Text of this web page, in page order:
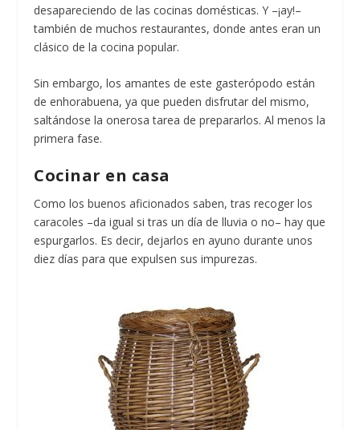
desapareciendo de las cocinas domésticas. Y –¡ay!–
también de muchos restaurantes, donde antes eran un
clásico de la cocina popular.
Sin embargo, los amantes de este gasterópodo están
de enhorabuena, ya que pueden disfrutar del mismo,
saltándose la onerosa tarea de prepararlos. Al menos la
primera fase.
Cocinar en casa
Como los buenos aficionados saben, tras recoger los
caracoles –da igual si tras un día de lluvia o no– hay que
espurgarlos. Es decir, dejarlos en ayuno durante unos
diez días para que expulsen sus impurezas.